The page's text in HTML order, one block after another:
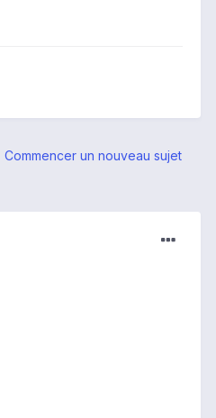
Commencer un nouveau sujet